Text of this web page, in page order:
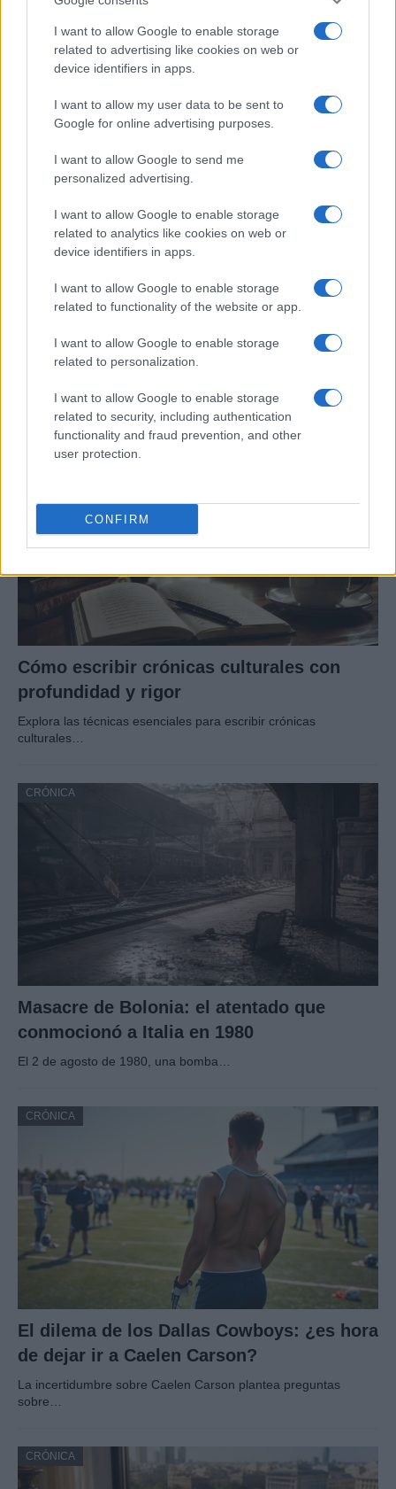
I want to allow Google to enable storage
related to advertising like cookies on web or
device identifiers in apps.
I want to allow my user data to be sent to
Google for online advertising purposes.
I want to allow Google to send me
personalized advertising.
I want to allow Google to enable storage
related to analytics like cookies on web or
device identifiers in apps.
I want to allow Google to enable storage
related to functionality of the website or app.
I want to allow Google to enable storage
related to personalization.
I want to allow Google to enable storage
related to security, including authentication
functionality and fraud prevention, and other
user protection.
CONFIRM
gastronómica
La Universidad de La Rioja despidió a 60…
CRÓNICA
Tragedia en Santa Susanna: un bombero
fallece durante un incendio en un hotel
Un bombero de la Generalitat pierde la vida…
CRÓNICA
Cómo escribir crónicas culturales con
profundidad y rigor
Explora las técnicas esenciales para escribir crónicas
culturales…
CRÓNICA
Masacre de Bolonia: el atentado que
conmocionó a Italia en 1980
El 2 de agosto de 1980, una bomba…
CRÓNICA
El dilema de los Dallas Cowboys: ¿es hora
de dejar ir a Caelen Carson?
La incertidumbre sobre Caelen Carson plantea preguntas
sobre…
CRÓNICA